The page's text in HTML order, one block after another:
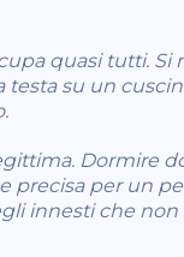
quasi tutti.
testa su un
Dormire
precisa per un
innesti che non